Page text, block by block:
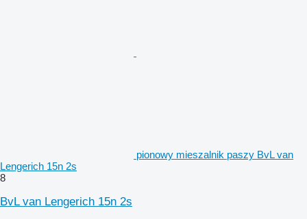
pionowy mieszalnik paszy BvL van
Lengerich 15n 2s
8
BvL van Lengerich 15n 2s